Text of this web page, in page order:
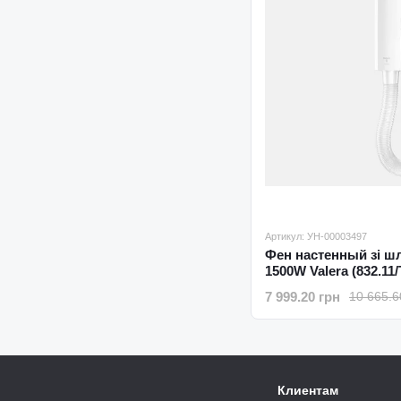
Артикул: УН-00003497
Фен настенный зі
1500W Valera
10
7 999.20 грн
Клиентам